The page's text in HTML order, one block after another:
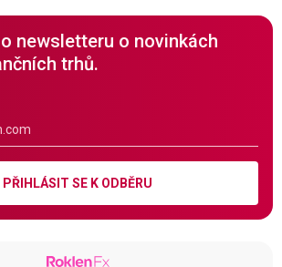
newsletteru o novinkách
trhů.
PŘIHLÁSIT SE K ODBĚRU